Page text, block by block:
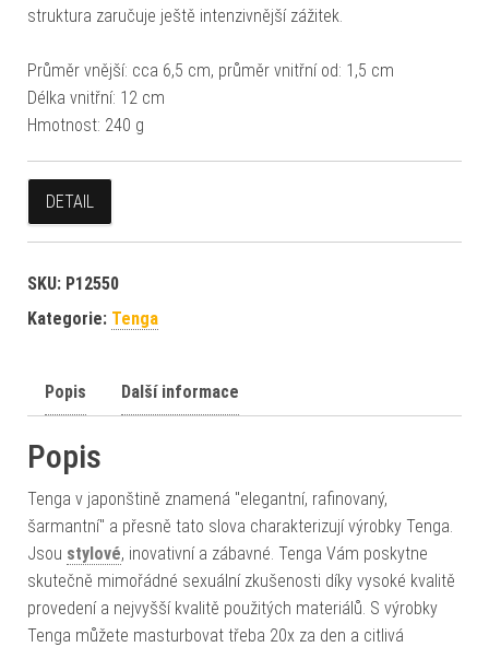
struktura zaručuje ještě intenzivnější zážitek.
Průměr vnější: cca 6,5 cm, průměr vnitřní od: 1,5 cm
Délka vnitřní: 12 cm
Hmotnost: 240 g
DETAIL
SKU: P12550
Kategorie: Tenga
Popis Další informace
Popis
Tenga v japonštině znamená "elegantní, rafinovaný,
šarmantní" a přesně tato slova charakterizují výrobky Tenga.
Jsou stylové, inovativní a zábavné. Tenga Vám poskytne
skutečně mimořádné sexuální zkušenosti díky vysoké kvalitě
provedení a nejvyšší kvalitě použitých materiálů. S výrobky
Tenga můžete masturbovat třeba 20x za den a citlivá